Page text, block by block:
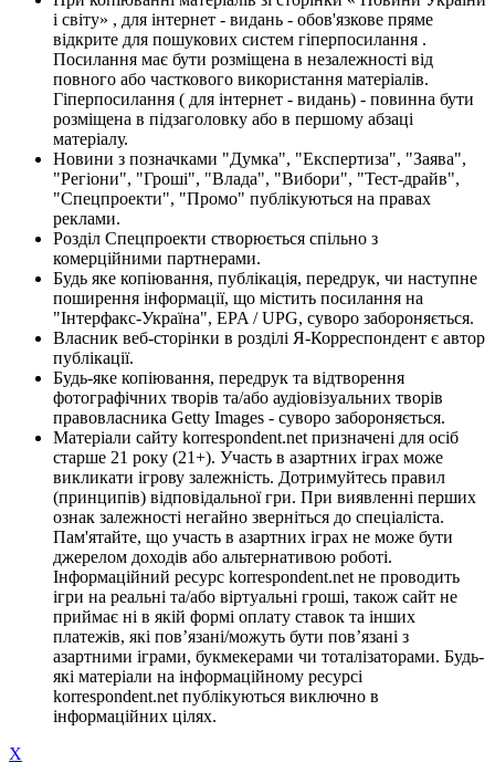
і світу» , для інтернет - видань - обов'язкове пряме
відкрите для пошукових систем гіперпосилання .
Посилання має бути розміщена в незалежності від
повного або часткового використання матеріалів.
Гіперпосилання ( для інтернет - видань) - повинна бути
розміщена в підзаголовку або в першому абзаці
матеріалу.
Новини з позначками "Думка", "Експертиза", "Заява",
"Регіони", "Гроші", "Влада", "Вибори", "Тест-драйв",
"Спецпроекти", "Промо" публікуються на правах
реклами.
Розділ Спецпроекти створюється спільно з
комерційними партнерами.
Будь яке копіювання, публікація, передрук, чи наступне
поширення інформації, що містить посилання на
"Інтерфакс-Україна", EPA / UPG, суворо забороняється.
Власник веб-сторінки в розділі Я-Корреспондент є автор
публікації.
Будь-яке копіювання, передрук та відтворення
фотографічних творів та/або аудіовізуальних творів
правовласника Getty Images - суворо забороняється.
Матеріали сайту korrespondent.net призначені для осіб
старше 21 року (21+). Участь в азартних іграх може
викликати ігрову залежність. Дотримуйтесь правил
(принципів) відповідальної гри. При виявленні перших
ознак залежності негайно зверніться до спеціаліста.
Пам'ятайте, що участь в азартних іграх не може бути
джерелом доходів або альтернативою роботі.
Інформаційний ресурс korrespondent.net не проводить
ігри на реальні та/або віртуальні гроші, також сайт не
приймає ні в якій формі оплату ставок та інших
платежів, які пов’язані/можуть бути пов’язані з
азартними іграми, букмекерами чи тоталізаторами. Будь-
які матеріали на інформаційному ресурсі
korrespondent.net публікуються виключно в
інформаційних цілях.
X